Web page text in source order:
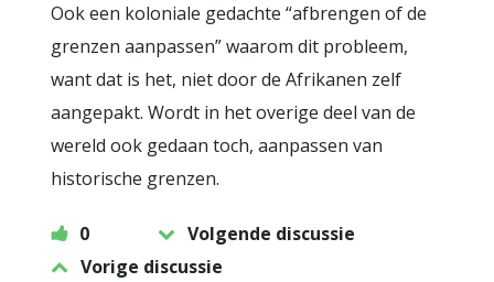
Ook een koloniale gedachte “afbrengen of de
grenzen aanpassen” waarom dit probleem,
want dat is het, niet door de Afrikanen zelf
aangepakt. Wordt in het overige deel van de
wereld ook gedaan toch, aanpassen van
historische grenzen.
0
Volgende discussie
Vorige discussie